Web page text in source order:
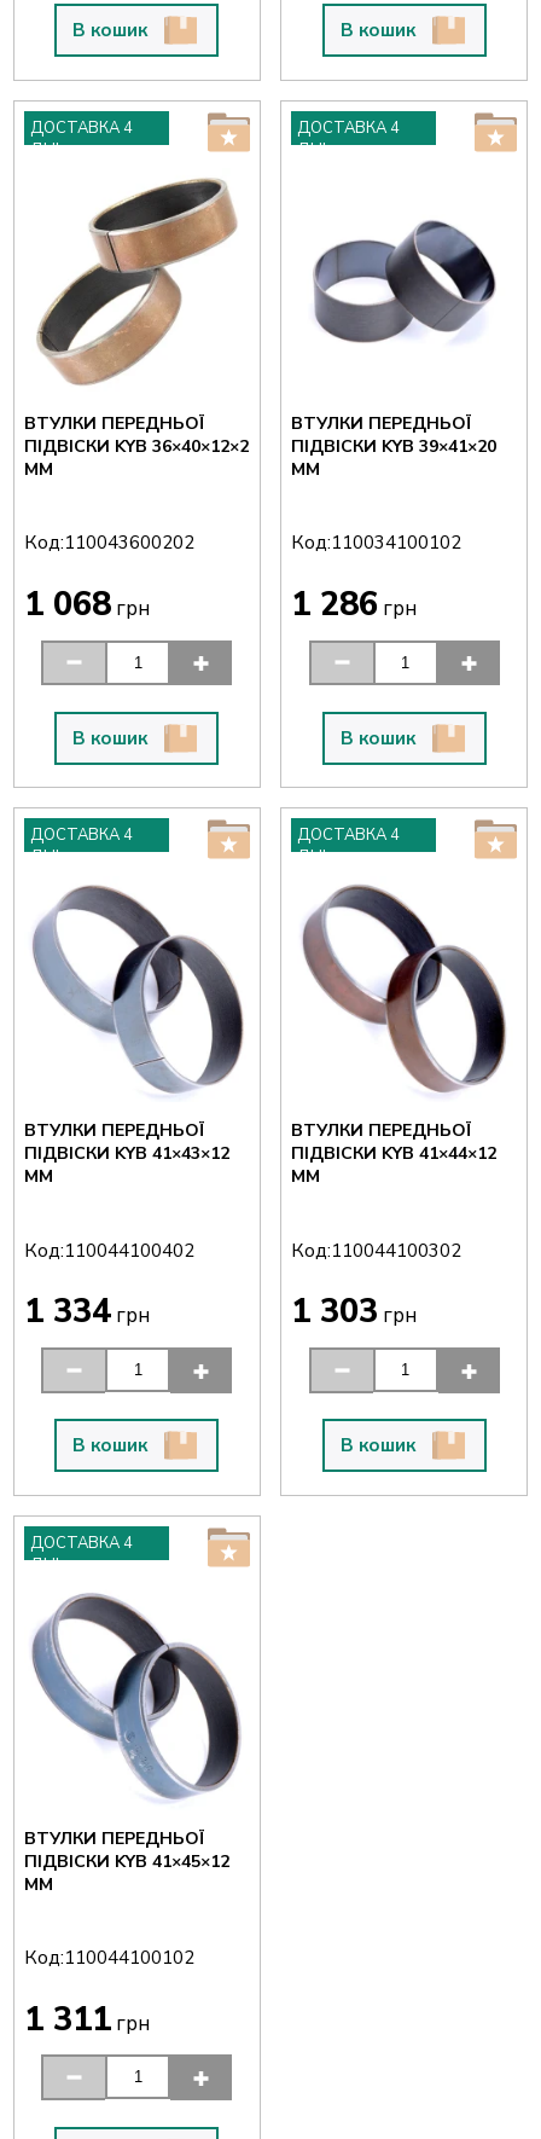
В кошик В кошик
ДОСТАВКА 4
ДНІ
ВТУЛКИ ПЕРЕДНЬОЇ
ПІДВІСКИ KYB 36×40×12×2
ММ
Код:110043600202
1 068грн
В кошик
ДОСТАВКА 4
ДНІ
ВТУЛКИ ПЕРЕДНЬОЇ
ПІДВІСКИ KYB 39×41×20
ММ
Код:110034100102
1 286 грн
В кошик
ДОСТАВКА 4
ДНІ
ВТУЛКИ ПЕРЕДНЬОЇ
ПІДВІСКИ KYB 41×43×12
ММ
Код:110044100402
1 334грн
В кошик
ДОСТАВКА 4
ДНІ
ВТУЛКИ ПЕРЕДНЬОЇ
ПІДВІСКИ KYB 41×44×12
ММ
Код:110044100302
1 303 грн
В кошик
ДОСТАВКА 4
ДНІ
ВТУЛКИ ПЕРЕДНЬОЇ
ПІДВІСКИ KYB 41×45×12
ММ
Код:110044100102
1 311грн